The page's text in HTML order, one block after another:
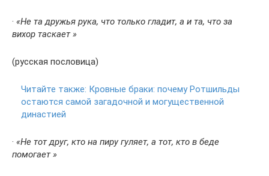
· «Не та дружья рука, что только гладит, а и та, что за
вихор таскает »
(русская пословица)
Читайте также: Кровные браки: почему Ротшильды
остаются самой загадочной и могущественной
династией
· «Не тот друг, кто на пиру гуляет, а тот, кто в беде
помогает »